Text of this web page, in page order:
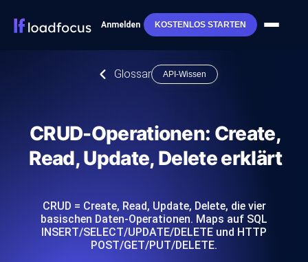
Anmelden KOSTENLOS STARTEN
Glossar API-Wissen
CRUD-Operationen: Create,
Read, Update, Delete erklärt
CRUD = Create, Read, Update, Delete, die vier
basischen Daten-Operationen. Maps auf SQL
INSERT/SELECT/UPDATE/DELETE und HTTP
POST/GET/PUT/DELETE.